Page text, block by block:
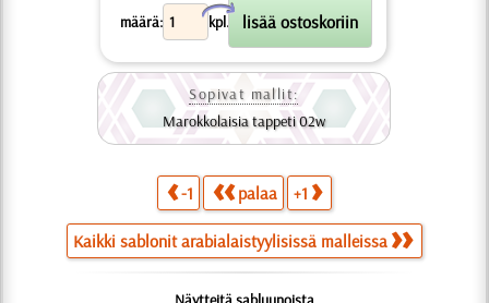
määrä: kpl.
X
Sopivat mallit:
Marokkolaisia tappeti 02w
-1 palaa +1
Kaikki sablonit arabialaistyylisissä malleissa